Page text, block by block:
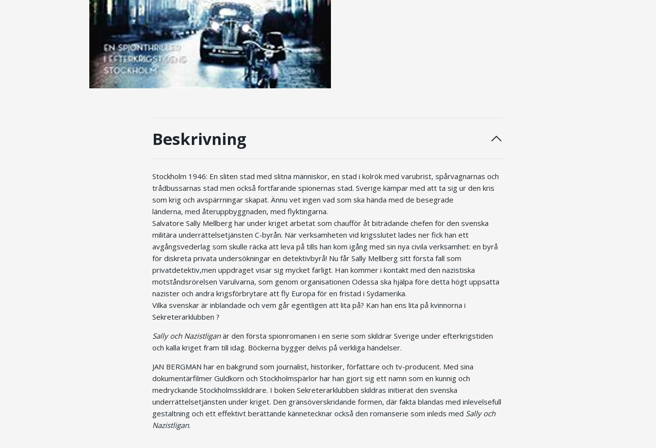
Beskrivning
Stockholm 1946: En sliten stad med slitna människor, en stad i kolrök med varubrist, spårvagnarnas och
trådbussarnas stad men också fortfarande spionernas stad. Sverige kämpar med att ta sig ur den kris
som krig och avspärrningar skapat. Ännu vet ingen vad som ska hända med de besegrade
länderna, med återuppbyggnaden, med flyktingarna.
Salvatore Sally Mellberg har under kriget arbetat som chaufför åt biträdande chefen för den svenska
militära underrättelsetjänsten C-byrån. När verksamheten vid krigsslutet lades ner fick han ett
avgångsvederlag som skulle räcka att leva på tills han kom igång med sin nya civila verksamhet: en byrå
för diskreta privata undersökningar en detektivbyrå! Nu får Sally Mellberg sitt första fall som
privatdetektiv,men uppdraget visar sig mycket farligt. Han kommer i kontakt med den nazistiska
motståndsrörelsen Varulvarna, som genom organisationen Odessa ska hjälpa före detta högt uppsatta
nazister och andra krigsförbrytare att fly Europa för en fristad i Sydamerika.
Vilka svenskar är inblandade och vem går egentligen att lita på? Kan han ens lita på kvinnorna i
Sekreterarklubben ?
Sally och Nazistliganär den första spionromanen i en serie som skildrar Sverige under efterkrigstiden
och kalla kriget fram till idag. Böckerna bygger delvis på verkliga händelser.
JAN BERGMAN har en bakgrund som journalist, historiker, författare och tv-producent. Med sina
dokumentärfilmer Guldkorn och Stockholmspärlor har han gjort sig ett namn som en kunnig och
medryckande Stockholmsskildrare. I boken Sekreterarklubben skildras initierat den svenska
underrättelsetjänsten under kriget. Den gränsöverskridande formen, där fakta blandas med inlevelsefull
gestaltning och ett effektivt berättande kännetecknar också den romanserie som inleds med Sally och
Nazistligan.